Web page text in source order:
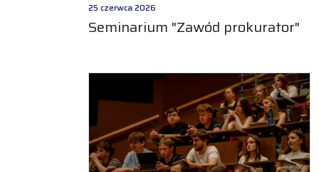
25 czerwca 2026
Seminarium "Zawód prokurator"